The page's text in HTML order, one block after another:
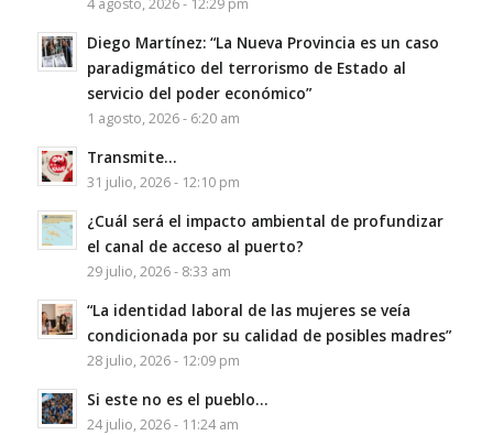
Diego Martínez: “La Nueva Provincia es un caso
paradigmático del terrorismo de Estado al
servicio del poder económico”
1 agosto, 2026 - 6:20 am
Transmite…
31 julio, 2026 - 12:10 pm
¿Cuál será el impacto ambiental de profundizar
el canal de acceso al puerto?
29 julio, 2026 - 8:33 am
“La identidad laboral de las mujeres se veía
condicionada por su calidad de posibles madres”
28 julio, 2026 - 12:09 pm
Si este no es el pueblo…
24 julio, 2026 - 11:24 am